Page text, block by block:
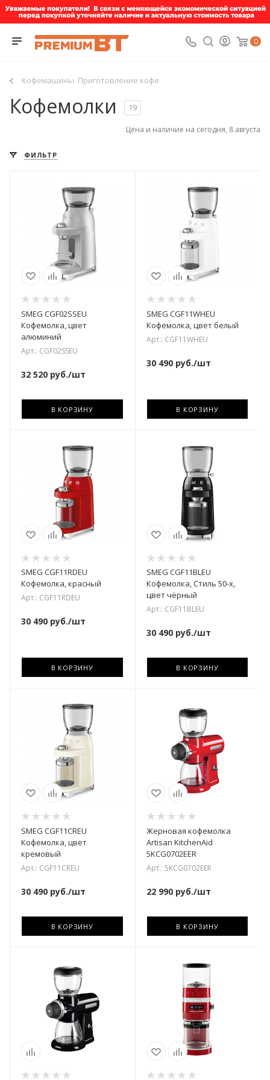
0
Кофемашины. Приготовление кофе
Кофемолки 19
Цена и наличие на сегодня, 8 августа
ФИЛЬТР
SMEG CGF02SSEU
Кофемолка, цвет
алюминий
Арт.: CGF02SSEU
32 520 руб./шт
В КОРЗИНУ
SMEG CGF11WHEU
Кофемолка, цвет белый
Арт.: CGF11WHEU
30 490руб./шт
В КОРЗИНУ
SMEG CGF11RDEU
Кофемолка, красный
Арт.: CGF11RDEU
30 490 руб./шт
В КОРЗИНУ
SMEG CGF11BLEU
Кофемолка, Стиль 50-х,
цвет чёрный
Арт.: CGF11BLEU
30 490руб./шт
В КОРЗИНУ
SMEG CGF11CREU
Кофемолка, цвет
кремовый
Арт.: CGF11CREU
30 490 руб./шт
В КОРЗИНУ
Жерновая кофемолка
Artisan KitchenAid
5KCG0702EER
Арт.: 5KCG0702EER
22 990руб./шт
В КОРЗИНУ